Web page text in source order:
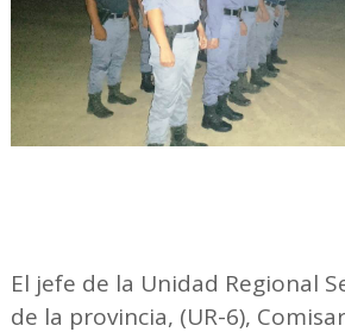
El jefe de la Unidad Regional
de la provincia, (UR-6),